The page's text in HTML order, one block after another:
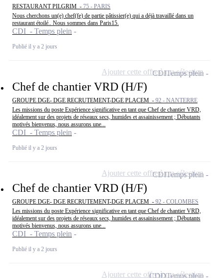
RESTAURANT PILGRIM - 75 - PARIS
Nous cherchons un(e) chef(fe) de partie pâtissier(e) qui a déjà travaillé dans un
restaurant étoilé.. Nous sommes dans Paris15.
CDI - Temps plein
Publié il y a 2 jours
Chef de chantier VRD (H/F)
GROUPE DGE- DGE RECRUTEMENT-DGE PLACEM - 92 - NANTERRE
Les missions du poste Expérience significative en tant que Chef de chantier VRD,
idéalement sur des projets de réseaux secs, humides et assainissement ; Débutants
motivés bienvenus, nous assurons une...
CDI - Temps plein
Publié il y a 2 jours
CDITemps plein
Ajouter cette offre à ma sélection
Chef de chantier VRD (H/F)
GROUPE DGE- DGE RECRUTEMENT-DGE PLACEM - 92 - COLOMBES
Les missions du poste Expérience significative en tant que Chef de chantier VRD,
idéalement sur des projets de réseaux secs, humides et assainissement ; Débutants
motivés bienvenus, nous assurons une...
CDI - Temps plein
Publié il y a 2 jours
CDITemps plein
Ajouter cette offre à ma sélection
CDDTemps plein
Ajouter cette offre à ma sélection